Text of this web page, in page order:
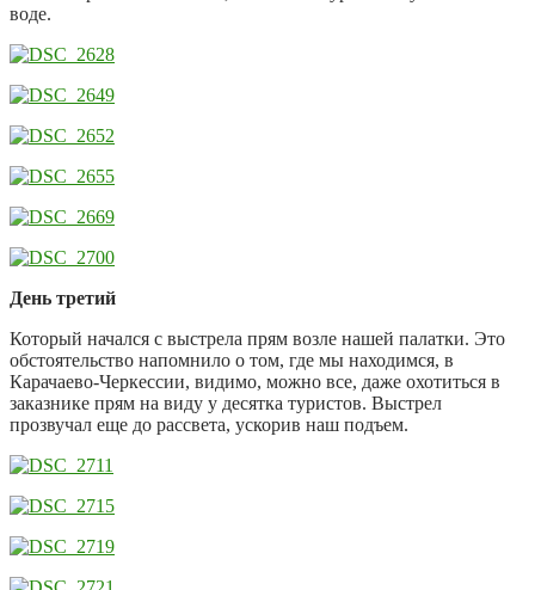
воде.
День третий
Который начался с выстрела прям возле нашей палатки. Это
обстоятельство напомнило о том, где мы находимся, в
Карачаево-Черкессии, видимо, можно все, даже охотиться в
заказнике прям на виду у десятка туристов. Выстрел
прозвучал еще до рассвета, ускорив наш подъем.